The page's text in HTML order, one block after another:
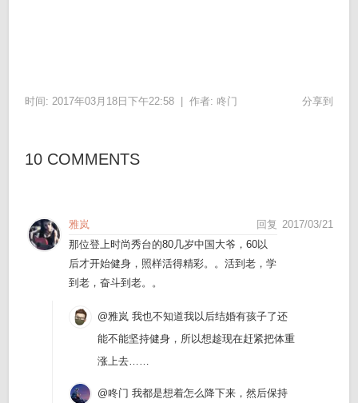
时间: 2017年03月18日下午22:58 |作者: 咚门 分享到
10 COMMENTS
2017/03/21
雅岚
回复
那位登上时尚秀台的80几岁中国大爷，60以
后才开始健身，照样活得精彩。。活到老，学
到老，奋斗到老。。
@雅岚 我也不知道我以后结婚有孩子了还
能不能坚持健身，所以想趁现在赶紧把体重
涨上去……
@咚门 我都是想着怎么降下来，然后保持